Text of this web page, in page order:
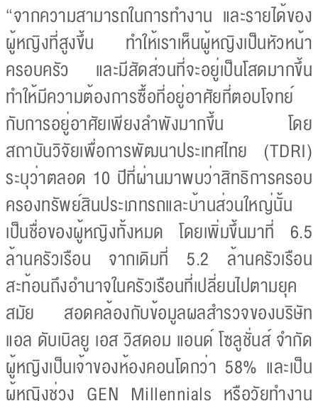
“จากความสามารถในการทำงาน และรายได้ของ
ผู้หญิงที่สูงขึ้น ทำให้เราเห็นผู้หญิงเป็นหัวหน้า
ครอบครัว และมีสัดส่วนที่จะอยู่เป็นโสดมากขึ้น
ทำให้มีความต้องการซื้อที่อยู่อาศัยที่ตอบโจทย์
กับการอยู่อาศัยเพียงลำพังมากขึ้น โดย
สถาบันวิจัยเพื่อการพัฒนาประเทศไทย (TDRI)
ระบุว่าตลอด 10 ปีที่ผ่านมาพบว่าสิทธิการครอบ
ครองทรัพย์สินประเภทรถและบ้านส่วนใหญ่นั้น
เป็นชื่อของผู้หญิงทั้งหมด โดยเพิ่มขึ้นมาที่ 6.5
ล้านครัวเรือน จากเดิมที่ 5.2 ล้านครัวเรือน
สะท้อนถึงอำนาจในครัวเรือนที่เปลี่ยนไปตามยุค
สมัย สอดคล้องกับข้อมูลผลสำรวจของบริษัท
แอล ดับเบิลยู เอส วิสดอม แอนด์ โซลูชั่นส์ จำกัด
ผู้หญิงเป็นเจ้าของห้องคอนโดกว่า 58% และเป็น
ผู้หญิงช่วง GEN Millennials หรือวัยทำงาน